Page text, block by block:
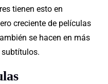
tienen esto en
creciente de películas
se hacen en más